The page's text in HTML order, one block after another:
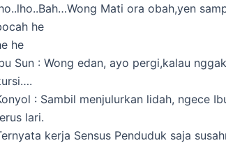
Mati ora obah,yen
he
he
Sun : Wong edan, ayo pergi,kalau
: Sambil menjulurkan lidah, ngece
lari.
kerja Sensus Penduduk saja